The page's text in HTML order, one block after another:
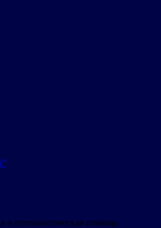
и психологическая помощь